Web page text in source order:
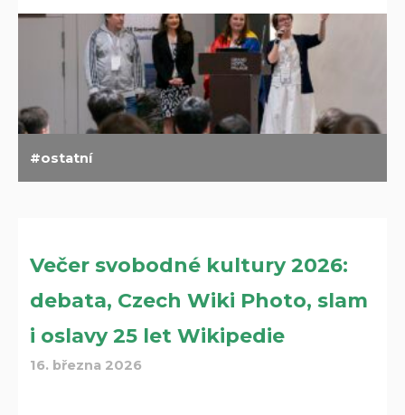
ostatní
Večer svobodné kultury 2026:
debata, Czech Wiki Photo, slam
i oslavy 25 let Wikipedie
16. března 2026